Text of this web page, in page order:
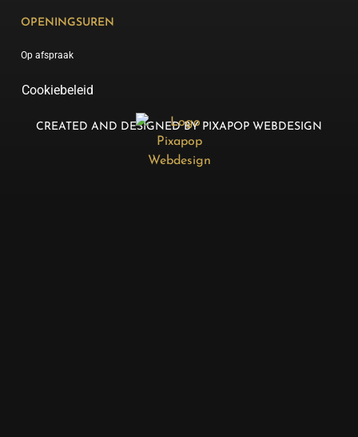
OPENINGSUREN
Op afspraak
Cookiebeleid
CREATED AND DESIGNED BY PIXAPOP WEBDESIGN